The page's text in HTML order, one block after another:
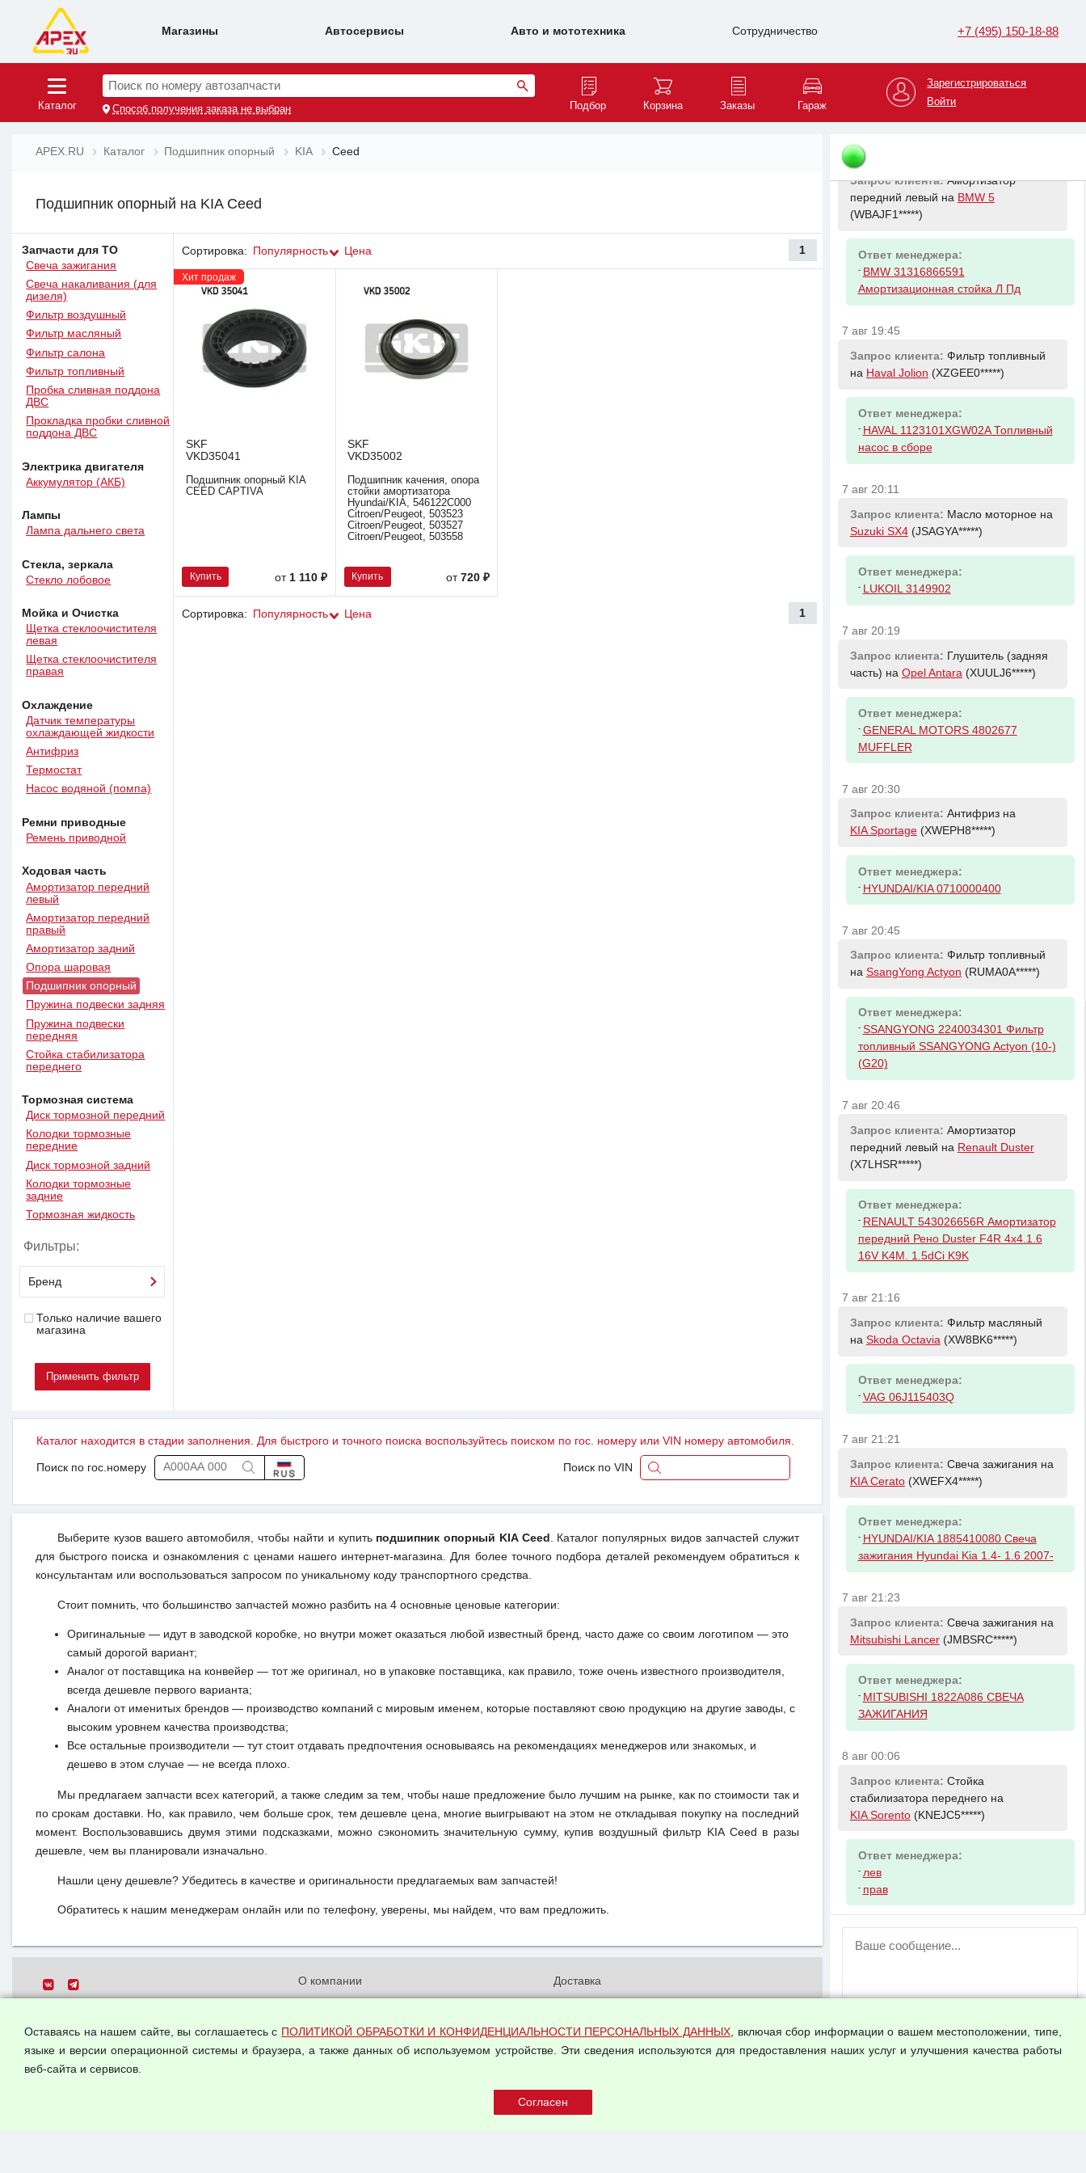
Магазины Автосервисы Авто и мототехника Сотрудничество +7 (495) 150-18-88
Каталог
Поиск по номеру автозапчасти
Способ получения заказа не выбран Подбор Корзина Заказы Гараж
Зарегистрироваться
Войти
APEX.RU Каталог Подшипник опорный KIA Ceed
Подшипник опорный на KIA Ceed
Запчасти для ТО
Свеча зажигания
Свеча накаливания (для
дизеля)
Фильтр воздушный
Фильтр масляный
Фильтр салона
Фильтр топливный
Пробка сливная поддона
ДВС
Прокладка пробки сливной
поддона ДВС
Электрика двигателя
Аккумулятор (АКБ)
Лампы
Лампа дальнего света
Стекла, зеркала
Стекло лобовое
Мойка и Очистка
Щетка стеклоочистителя
левая
Щетка стеклоочистителя
правая
Охлаждение
Датчик температуры
охлаждающей жидкости
Антифриз
Термостат
Насос водяной (помпа)
Ремни приводные
Ремень приводной
Ходовая часть
Амортизатор передний
левый
Амортизатор передний
правый
Амортизатор задний
Опора шаровая
Подшипник опорный
Пружина подвески задняя
Пружина подвески
передняя
Стойка стабилизатора
переднего
Тормозная система
Диск тормозной передний
Колодки тормозные
передние
Диск тормозной задний
Колодки тормозные
задние
Тормозная жидкость
Фильтры:
Бренд
Только наличие вашего
магазина
Сортировка: Популярность Цена 1
Хит продаж
SKF
VKD35041
Подшипник опорный KIA
CEED CAPTIVA
Купить от 1 110 ₽
SKF
VKD35002
Подшипник качения, опора
стойки амортизатора
Hyundai/KIA, 546122C000
Citroen/Peugeot, 503523
Citroen/Peugeot, 503527
Citroen/Peugeot, 503558
Купить от 720 ₽
Сортировка: Популярность Цена 1
Каталог находится в стадии заполнения. Для быстрого и точного поиска воспользуйтесь поиском по гос. номеру или VIN номеру автомобиля.
Поиск по гос.номеру Поиск по VIN
Выберите кузов вашего автомобиля, чтобы найти и купить подшипник опорный KIA Ceed . Каталог популярных видов запчастей служит
для быстрого поиска и ознакомления с ценами нашего интернет-магазина. Для более точного подбора деталей рекомендуем обратиться к
консультантам или воспользоваться запросом по уникальному коду транспортного средства.
Стоит помнить, что большинство запчастей можно разбить на 4 основные ценовые категории:
Оригинальные — идут в заводской коробке, но внутри может оказаться любой известный бренд, часто даже со своим логотипом — это
самый дорогой вариант;
Аналог от поставщика на конвейер — тот же оригинал, но в упаковке поставщика, как правило, тоже очень известного производителя,
всегда дешевле первого варианта;
Аналоги от именитых брендов — производство компаний с мировым именем, которые поставляют свою продукцию на другие заводы, с
высоким уровнем качества производства;
Все остальные производители — тут стоит отдавать предпочтения основываясь на рекомендациях менеджеров или знакомых, и
дешево в этом случае — не всегда плохо.
Мы предлагаем запчасти всех категорий, а также следим за тем, чтобы наше предложение было лучшим на рынке, как по стоимости так и
по срокам доставки. Но, как правило, чем больше срок, тем дешевле цена, многие выигрывают на этом не откладывая покупку на последний
момент. Воспользовавшись двумя этими подсказками, можно сэкономить значительную сумму, купив воздушный фильтр KIA Ceed в разы
дешевле, чем вы планировали изначально.
Нашли цену дешевле? Убедитесь в качестве и оригинальности предлагаемых вам запчастей!
Обратитесь к нашим менеджерам онлайн или по телефону, уверены, мы найдем, что вам предложить.
Все права защищены.
О компании
данных
Доставка
Оплата и возвраты
Арендодателям
Оставаясь на нашем сайте, вы соглашаетесь с ПОЛИТИКОЙ ОБРАБОТКИ И КОНФИДЕНЦИАЛЬНОСТИ ПЕРСОНАЛЬНЫХ ДАННЫХ, включая сбор информации о вашем местоположении, типе,
языке и версии операционной системы и браузера, а также данных об используемом устройстве. Эти сведения используются для предоставления наших услуг и улучшения качества работы
веб-сайта и сервисов.
Ford Transit(Z6FXXX*****)
Ответ менеджера:
FORD 2472588 Ступица передняя
7 авг 19:12
Запрос клиента:Амортизатор
передний левый на BMW 5
(WBAJF1*****)
Ответ менеджера:
- BMW 31316866591
Амортизационная стойка Л Пд
7 авг 19:45
Запрос клиента: Фильтр топливный
на Haval Jolion (XZGEE0*****)
Ответ менеджера:
- HAVAL 1123101XGW02A Топливный
насос в сборе
7 авг 20:11
Запрос клиента: Масло моторное на
Suzuki SX4(JSAGYA*****)
Ответ менеджера:
- LUKOIL 3149902
7 авг 20:19
Запрос клиента: Глушитель (задняя
часть) на Opel Antara (XUULJ6*****)
Ответ менеджера:
- GENERAL MOTORS 4802677
MUFFLER
7 авг 20:30
Запрос клиента: Антифриз на
KIA Sportage(XWEPH8*****)
Ответ менеджера:
- HYUNDAI/KIA 0710000400
7 авг 20:45
Запрос клиента: Фильтр топливный
на SsangYong Actyon (RUMA0A*****)
Ответ менеджера:
- SSANGYONG 2240034301 Фильтр
топливный SSANGYONG Actyon (10-)
(G20)
7 авг 20:46
Запрос клиента: Амортизатор
передний левый на Renault Duster
(X7LHSR*****)
Ответ менеджера:
- RENAULT 543026656R Амортизатор
передний Рено Duster F4R 4x4.1.6
16V K4M. 1.5dCi K9K
7 авг 21:16
Запрос клиента: Фильтр масляный
на Skoda Octavia (XW8BK6*****)
Ответ менеджера:
- VAG 06J115403Q
7 авг 21:21
Запрос клиента: Свеча зажигания на
KIA Cerato(XWEFX4*****)
Ответ менеджера:
- HYUNDAI/KIA 1885410080 Свеча
зажигания Hyundai Kia 1.4- 1.6 2007-
7 авг 21:23
Запрос клиента: Свеча зажигания на
Mitsubishi Lancer(JMBSRC*****)
Ответ менеджера:
- MITSUBISHI 1822A086 СВЕЧА
ЗАЖИГАНИЯ
8 авг 00:06
Запрос клиента: Стойка
стабилизатора переднего на
KIA Sorento(KNEJC5*****)
Ответ менеджера:
- лев
- прав
ВНИМАНИЕ!
пользователей временно отключена!
аккаунт.